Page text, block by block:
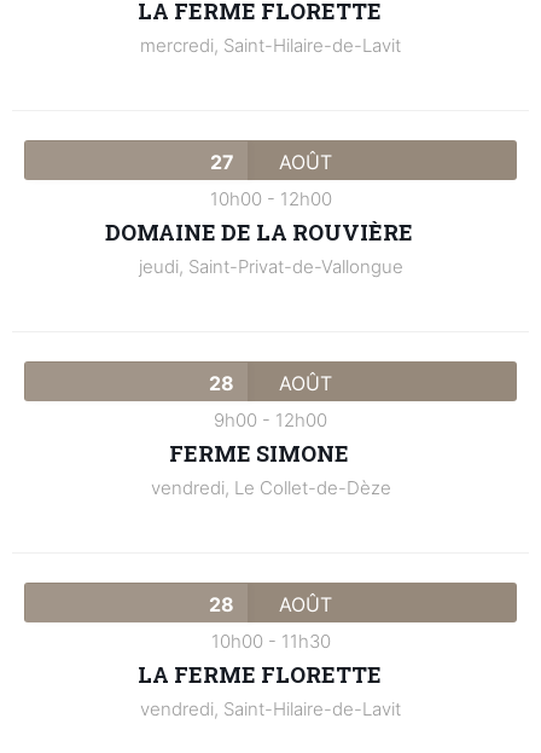
LA FERME FLORETTE
mercredi, Saint-Hilaire-de-Lavit
27 AOÛT
10h00 - 12h00
DOMAINE DE LA ROUVIÈRE
jeudi, Saint-Privat-de-Vallongue
28 AOÛT
9h00 - 12h00
FERME SIMONE
vendredi, Le Collet-de-Dèze
28 AOÛT
10h00 - 11h30
LA FERME FLORETTE
vendredi, Saint-Hilaire-de-Lavit